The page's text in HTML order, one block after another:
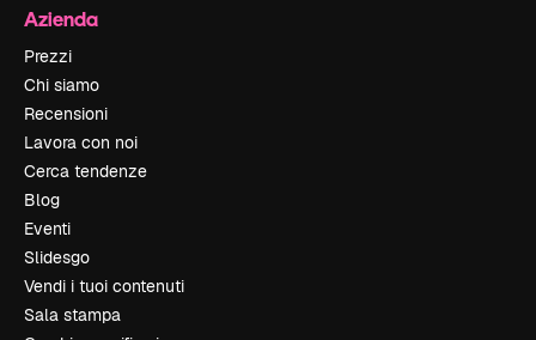
Azienda
Prezzi
Chi siamo
Recensioni
Lavora con noi
Cerca tendenze
Blog
Eventi
Slidesgo
Vendi i tuoi contenuti
Sala stampa